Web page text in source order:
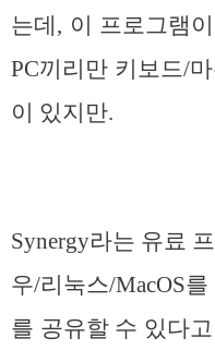
는데, 이 프로그램
PC끼리만 키보드/
이 있지만.
Synergy라는 유료
우/리눅스/MacOS
를 공유할 수 있다